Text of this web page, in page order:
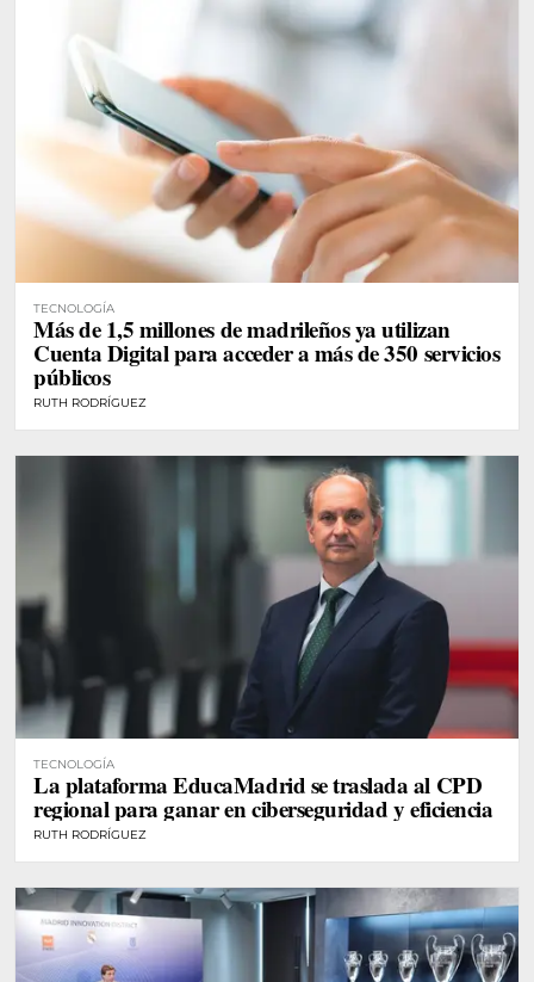
TECNOLOGÍA
Más de 1,5 millones de madrileños ya utilizan
Cuenta Digital para acceder a más de 350 servicios
públicos
RUTH RODRÍGUEZ
TECNOLOGÍA
La plataforma EducaMadrid se traslada al CPD
regional para ganar en ciberseguridad y eficiencia
RUTH RODRÍGUEZ